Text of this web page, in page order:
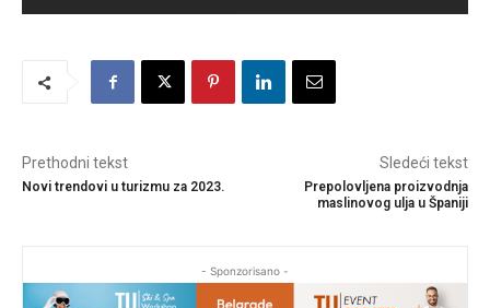
Prethodni tekst
Novi trendovi u turizmu za 2023.
Sledeći tekst
Prepolovljena proizvodnja
maslinovog ulja u Španiji
- Sponzorisano -